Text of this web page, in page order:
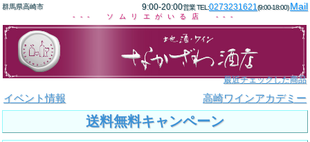
群馬県高崎市 9:00-20:00営業 TEL:0273231621(9:00-18:00)Mail
--- ソムリエがいる店 ---
最近チェックした商品
イベント情報 高崎ワインアカデミー
送料無料キャンペーン